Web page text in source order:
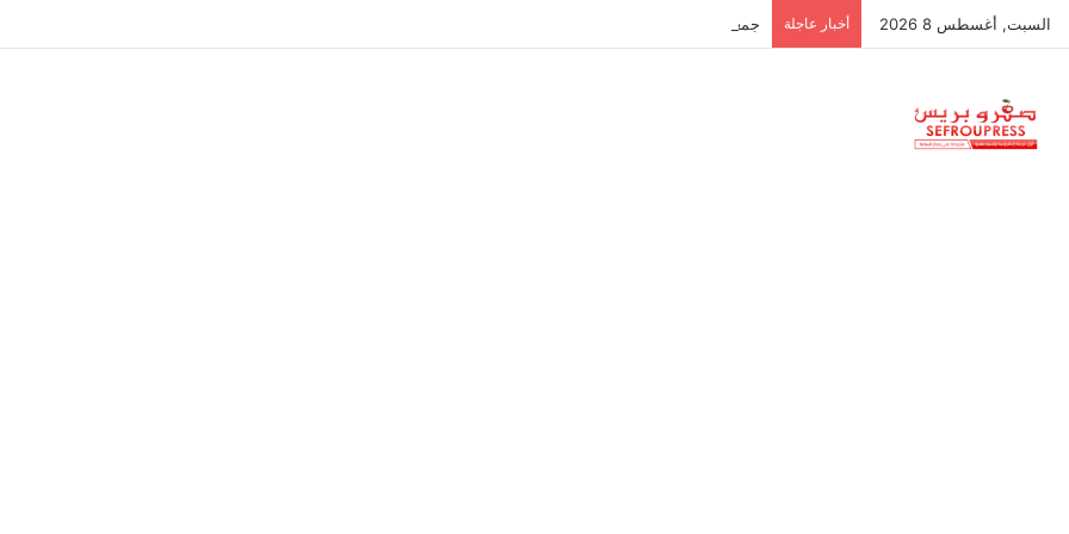
السبت, أغسطس 8 2026 أخبار عاجلة جمعية استقلالية في جزر البليار: سيادة المغرب على سبتة ومليلية “مسألة وقت”